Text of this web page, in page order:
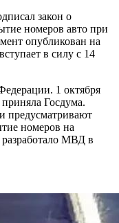
закон о
номеров авто при
опубликован на
в силу с 14
1 октября
Госдума.
предусматривают
номеров на
МВД в